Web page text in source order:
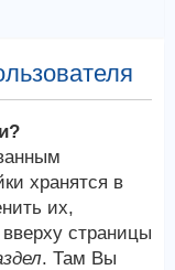
хранятся в
их,
страницы
. Там Вы